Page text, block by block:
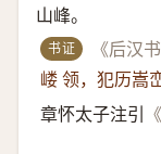
山峰。
书证 《后汉
嵝 领，犯历嵩
章怀太子注引